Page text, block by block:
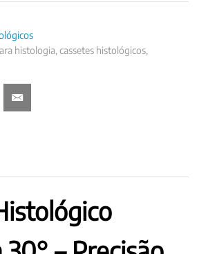
histologia, cassetes histológicos,